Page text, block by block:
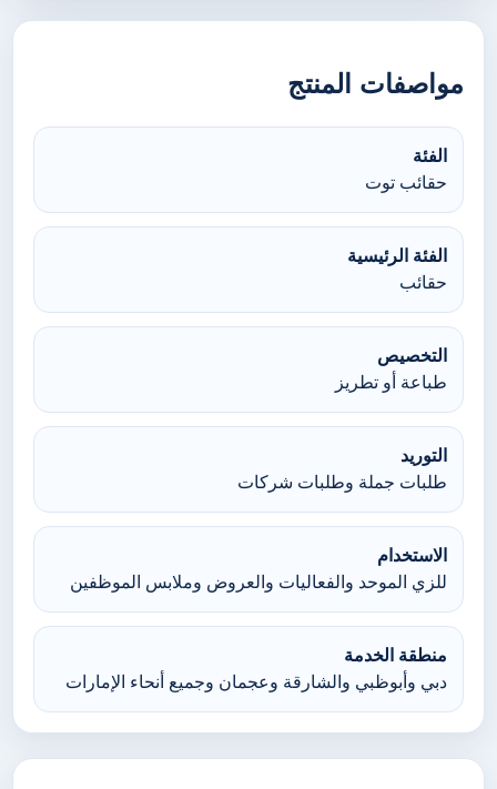
مواصفات المنتج
الفئة
حقائب توت
الفئة الرئيسية
حقائب
التخصيص
طباعة أو تطريز
التوريد
طلبات جملة وطلبات شركات
الاستخدام
للزي الموحد والفعاليات والعروض وملابس الموظفين
منطقة الخدمة
دبي وأبوظبي والشارقة وعجمان وجميع أنحاء الإمارات